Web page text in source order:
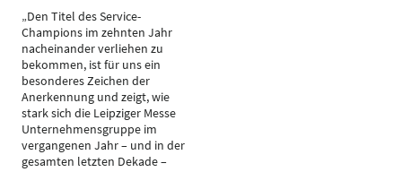
„Den Titel des Service-
Champions im zehnten Jahr
nacheinander verliehen zu
bekommen, ist für uns ein
besonderes Zeichen der
Anerkennung und zeigt, wie
stark sich die Leipziger Messe
Unternehmensgruppe im
vergangenen Jahr – und in der
gesamten letzten Dekade –